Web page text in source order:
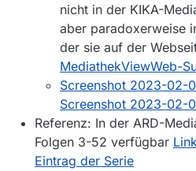
nicht in der KIKA-
aber paradoxerweise
der sie auf der
MediathekViewWeb-
Screenshot 2023-02-
Screenshot 2023-02-
Referenz: In der ARD-
Folgen 3-52 verfügbar
Eintrag der Serie